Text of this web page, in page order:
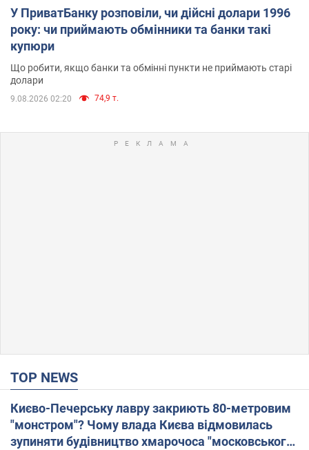
У ПриватБанку розповіли, чи дійсні долари 1996
року: чи приймають обмінники та банки такі
купюри
Що робити, якщо банки та обмінні пункти не приймають старі
долари
9.08.2026 02:20 74,9 т.
TOP NEWS
Києво-Печерську лавру закриють 80-метровим
"монстром"? Чому влада Києва відмовилась
зупиняти будівництво хмарочоса "московського